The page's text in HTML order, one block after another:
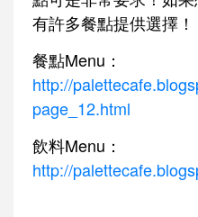
有許多餐點提供選擇！
餐點Menu：
http://
page_12.html
飲料Menu：
http://